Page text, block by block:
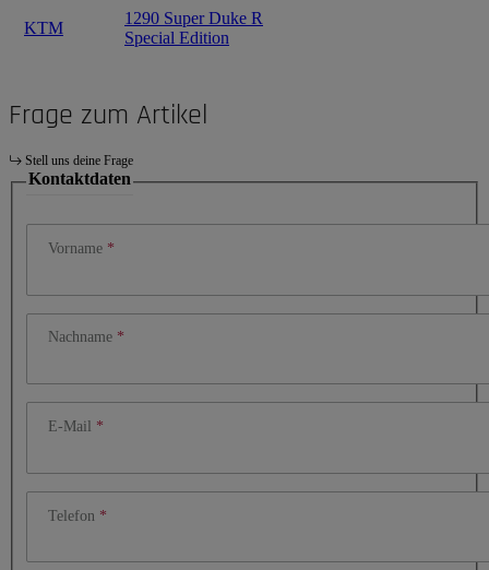
KTM
1290 Super Duke R
Special Edition
Frage zum Artikel
Stell uns deine Frage
Kontaktdaten
Vorname
Nachname
E-Mail
Telefon